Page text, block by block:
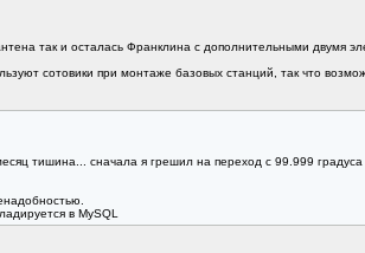
так и осталась Франклина с дополнительными двумя
сотовики при монтаже базовых станций, так что
тишина... сначала я грешил на переход с 99.999
в MySQL